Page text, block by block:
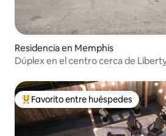
Residencia en Memphis
Dúplex en el centro cerca de
De los mejores en Favorito entre
Favorito entre huéspedes